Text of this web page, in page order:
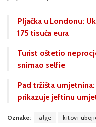
Pljačka u Londonu:
175 tisuća eura
Turist oštetio
snimao selfie
Pad tržišta
prikazuje jeftinu
Oznake: alge kitovi